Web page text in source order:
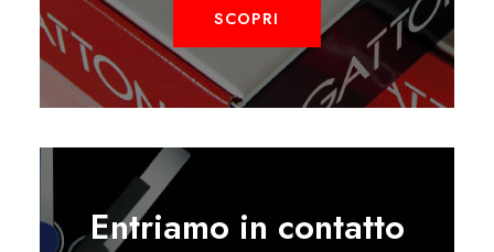
SCOPRI
Entriamo in contatto